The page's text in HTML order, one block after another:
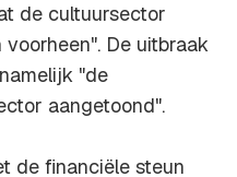
de cultuursector
De uitbraak
"de
aangetoond".
de financiële steun